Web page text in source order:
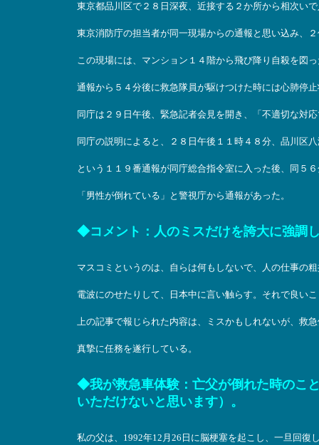
東京都品川区で２８日深夜、近接する２か所から相次い
東京消防庁の担当者が同一現場からの通報と思い込み、
この現場には、マンション１４階から飛び降り自殺を図
通報から５４分後に救急隊員が駆けつけた時には心肺停
同庁は２９日午後、緊急記者会見を開き、「不適切な対
同庁の説明によると、２８日午後１１時４８分、品川区
という１１９番通報が同庁総合指令室に入った後、同５
「男性が倒れている」と警視庁から通報があった。
◆コメント：人のミスだけを誇大に強調
マスコミというのは、自らは何もしないで、人の仕事の
電波にのせたりして、日本中に言い触らす。それで良い
上の記事で報じられた内容は、ミスかもしれないが、救
真摯に任務を遂行している。
◆我が救急車体験：亡父が倒れた時のこ
いただけないと思います）。
私の父は、1992年12月26日に脳梗塞を起こし、一旦回復